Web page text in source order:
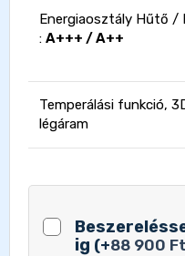
Energiaosztály Hűtő /
: A+++ / A++
Temperálási funkció,
légáram
ig (+88 900 Ft